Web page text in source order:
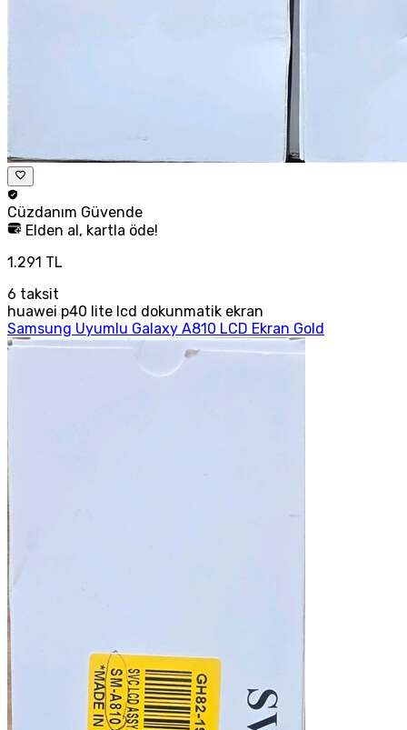
Cüzdanım Güvende
Elden al, kartla öde!
1.291 TL
6 taksit
huawei p40 lite lcd dokunmatik ekran
Samsung Uyumlu Galaxy A810 LCD Ekran Gold